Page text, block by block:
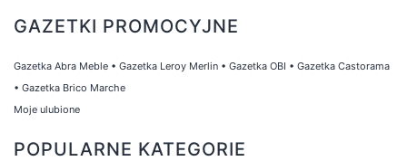
GAZETKI PROMOCYJNE
Gazetka Abra Meble • Gazetka Leroy Merlin • Gazetka OBI • Gazetka Castorama
• Gazetka Brico Marche
Moje ulubione
POPULARNE KATEGORIE